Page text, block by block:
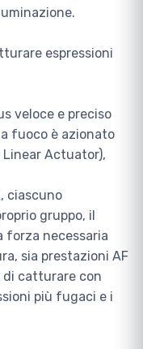
espressioni
veloce e preciso
fuoco è azionato
Linear Actuator),
ciascuno
gruppo, il
forza necessaria
sia prestazioni AF
di catturare con
più fugaci e i